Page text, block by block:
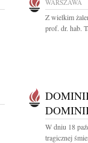
WARSZAWA
Z wielkim
prof. dr. hab.
W dniu 18
tragicznej